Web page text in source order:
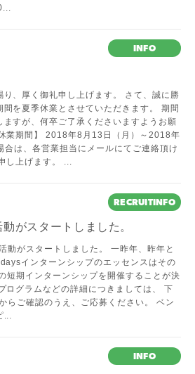
INFO
、厚く御礼申し上げます。 さて、誠に勝
を夏季休業とさせていただきます。 期間
すが、何卒ご了承くださいますようお願
業期間】 2018年8月13日（月）～2018年
は、各営業担当にメールにてご連絡頂け
し上げます。 ...
RECRUITINFO
がスタートしました。
動がスタートしました。 一昨年、昨年と
インターンシップのエッセンスはその
短期インターンシップを開催することが決
ログラムなどの詳細につきましては、 下
らご確認のうえ、ご応募ください。 ベン
...
INFO